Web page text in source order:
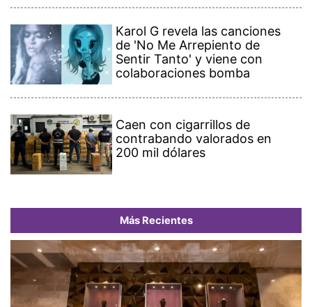
Karol G revela las canciones
de 'No Me Arrepiento de
Sentir Tanto' y viene con
colaboraciones bomba
Caen con cigarrillos de
contrabando valorados en
200 mil dólares
Más Recientes